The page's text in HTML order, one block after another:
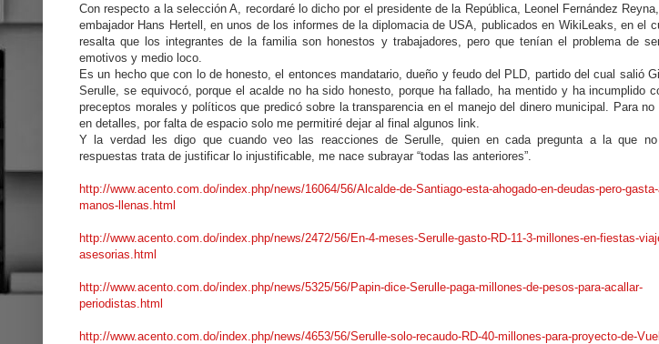
Con respecto a la selección A, recordaré lo dicho por el presidente de la República, Leonel Fernández
embajador Hans Hertell, en unos de los informes de la diplomacia de USA, publicados en WikiLeaks, en el
resalta que los integrantes de la familia son honestos y trabajadores, pero que tenían el problema de
emotivos y medio loco.
Es un hecho que con lo de honesto, el entonces mandatario, dueño y feudo del PLD, partido del cual salió
Serulle, se equivocó, porque el acalde no ha sido honesto, porque ha fallado, ha mentido y ha incumplido
preceptos morales y políticos que predicó sobre la transparencia en el manejo del dinero municipal. Para no
en detalles, por falta de espacio solo me permitiré dejar al final algunos link.
Y la verdad les digo que cuando veo las reacciones de Serulle, quien en cada pregunta a la que
respuestas trata de justificar lo injustificable, me nace subrayar “todas las anteriores”.
http://www.acento.com.do/index.php/news/16064/56/Alcalde-de-Santiago-esta-ahogado-en-deudas-pero-
manos-llenas.html
http://www.acento.com.do/index.php/news/2472/56/En-4-meses-Serulle-gasto-RD-11-3-millones-en-fiestas-
asesorias.html
http://www.acento.com.do/index.php/news/5325/56/Papin-dice-Serulle-paga-millones-de-pesos-para-acallar-
periodistas.html
http://www.acento.com.do/index.php/news/4653/56/Serulle-solo-recaudo-RD-40-millones-para-proyecto-de-